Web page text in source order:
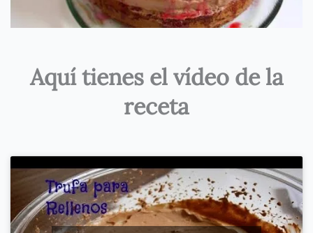
Aquí tienes el vídeo de la
receta